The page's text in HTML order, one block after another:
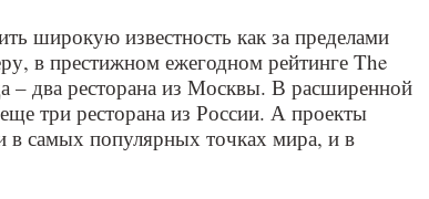
широкую известность как за пределами
в престижном ежегодном рейтинге The
– два ресторана из Москвы. В расширенной
три ресторана из России. А проекты
в самых популярных точках мира, и в